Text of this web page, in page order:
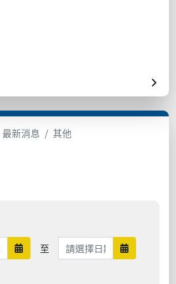
最新消息 其他
日期範圍開始
至 日期範圍結束 日期範圍